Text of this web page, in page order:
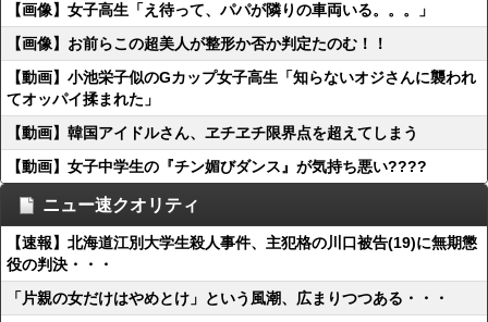
【画像】女子高生「え待って、パパが隣りの車両いる。。。」
【画像】お前らこの超美人が整形か否か判定たのむ！！
【動画】小池栄子似のGカップ女子高生「知らないオジさんに襲われ
てオッパイ揉まれた」
【動画】韓国アイドルさん、ヱチヱチ限界点を超えてしまう
【動画】女子中学生の『チン媚びダンス』が気持ち悪い????
ニュー速クオリティ
【速報】北海道江別大学生殺人事件、主犯格の川口被告(19)に無期懲
役の判決・・・
「片親の女だけはやめとけ」という風潮、広まりつつある・・・